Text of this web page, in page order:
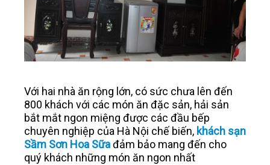
Với hai nhà ăn rộng lớn, có sức chưa lên đến
800 khách với các món ăn đặc sản, hải sản
bắt mắt ngon miệng được các đầu bếp
chuyên nghiệp của Hà Nội chế biến, khách sạn
Sầm Sơn Hoa Sữađảm bảo mang đến cho
quý khách những món ăn ngon nhất